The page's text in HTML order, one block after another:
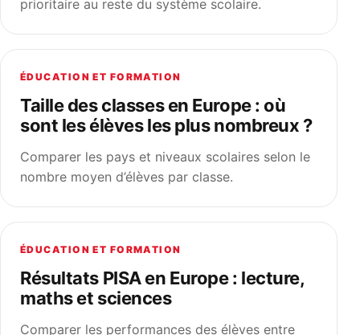
prioritaire au reste du système scolaire.
ÉDUCATION ET FORMATION
Taille des classes en Europe : où
sont les élèves les plus nombreux ?
Comparer les pays et niveaux scolaires selon le
nombre moyen d’élèves par classe.
ÉDUCATION ET FORMATION
Résultats PISA en Europe : lecture,
maths et sciences
Comparer les performances des élèves entre